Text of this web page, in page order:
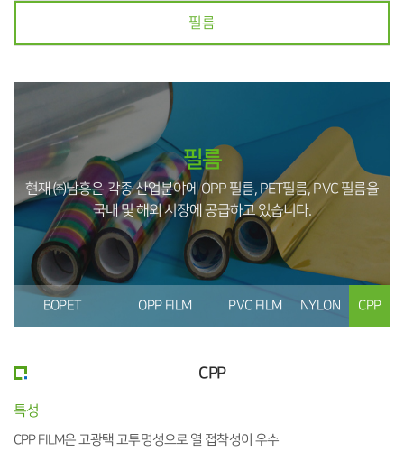
필름
필름
현재 ㈜남흥은 각종 산업분야에 OPP 필름, PET필름, PVC 필름을
국내 및 해외 시장에 공급하고 있습니다.
BOPET OPP FILM PVC FILM NYLON CPP
CPP
특성
CPP FILM은 고광택 고투명성으로 열 접착성이 우수